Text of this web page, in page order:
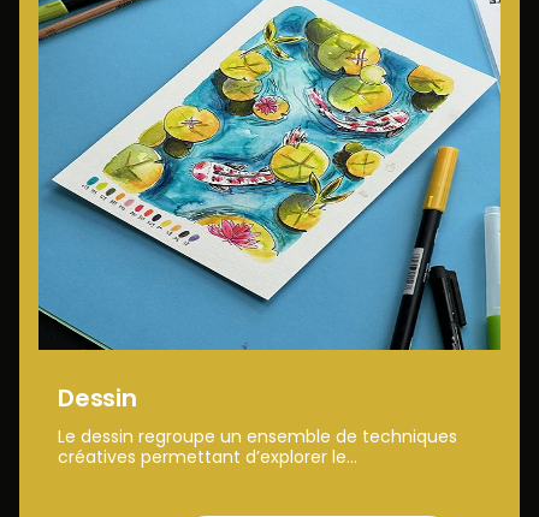
Dessin
Le dessin regroupe un ensemble de techniques
créatives permettant d’explorer le...